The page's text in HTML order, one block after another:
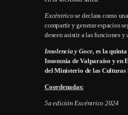
Excéntrico se declara como
compartir y generar espacios
deseen asistir a las funciones
Insolencia y Goce,es la quinta
Insomnia de Valparaíso y en
del Ministerio de las Culturas
Coordenadas:
5a edición Excéntrico 2024